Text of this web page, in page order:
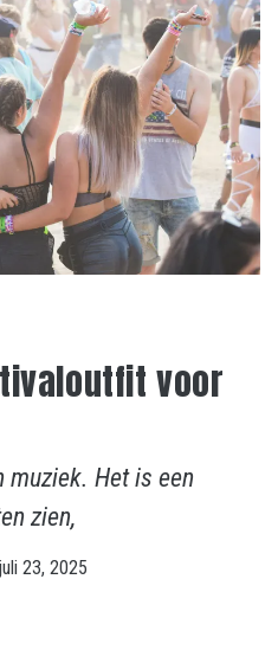
voor
muziek. Het is een
zien,
juli 23, 2025